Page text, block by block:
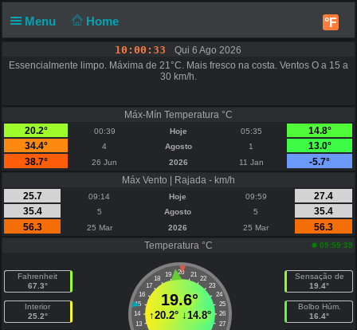
Menu Home °F
10:00:33
Qui 6 Ago 2026
Essencialmente limpo. Máxima de 21°C. Mais fresco na costa. Ventos O a 15 a
30 km/h.
Máx-Mín Temperatura °C
20.2°
00:39 Hoje 05:35
14.8°
34.4°
4 Agosto 1
13.0°
38.7°
26 Jun 2026 11 Jan
-5.7°
Máx Vento | Rajada - km/h
25.7
09:14 Hoje 09:59
27.4
35.4
5 Agosto 5
35.4
56.3
25 Mar 2026 25 Mar
56.3
Temperatura °C
09:59:39
Fahrenheit
67.3°
Interior
25.2°
20
19 21
18
22
17
23
16
24
15
25
14
26
13
27
19.6°
↑20.2°↓14.8°
Sensação de
19.4°
Bolbo Húm.
16.4°